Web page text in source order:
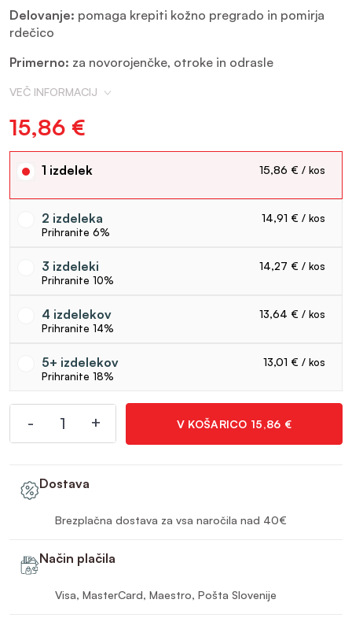
Delovanje: pomaga krepiti kožno pregrado in pomirja
rdečico
Primerno: za novorojenčke, otroke in odrasle
VEČ INFORMACIJ
15,86 €
1 15,86 €
2 14,91 €
6%
3 14,27 €
10%
4 13,64 €
14%
5+ 13,01 €
18%
Liniderm BIO emulzija 480 ml količina
- + V KOŠARICO 15,86 €
Dostava
Brezplačna dostava za vsa naročila nad 40€
Način plačila
Visa, MasterCard, Maestro, Pošta Slovenije